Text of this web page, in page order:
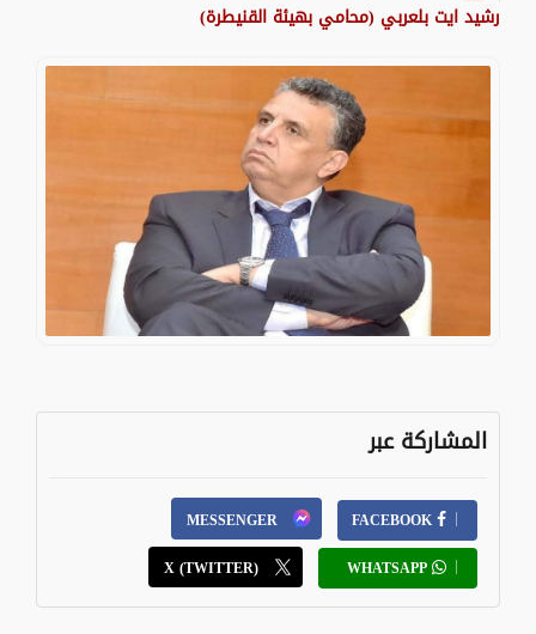
رشيد ايت بلعربي (محامي بهيئة القنيطرة)
المشاركة عبر
FACEBOOK
MESSENGER
WHATSAPP
X (TWITTER)